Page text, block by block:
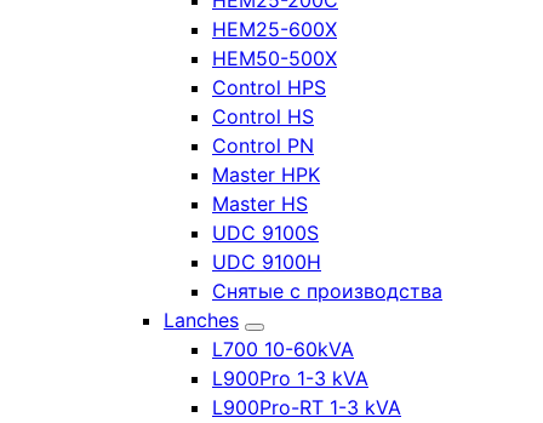
HEM25-600X
HEM50-500X
Control HPS
Control HS
Control PN
Master HPK
Master HS
UDC 9100S
UDC 9100H
Снятые с производства
Lanches
L700 10-60kVA
L900Pro 1-3 kVA
L900Pro-RT 1-3 kVA